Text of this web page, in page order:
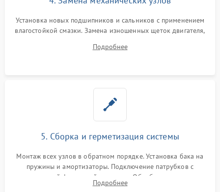
Установка новых подшипников и сальников с применением
влагостойкой смазки. Замена изношенных щеток двигателя,
или поврежденной резиновой манжеты.
Подробнее
5. Сборка и герметизация системы
Монтаж всех узлов в обратном порядке. Установка бака на
пружины и амортизаторы. Подключение патрубков с
надежной фиксацией хомутами. Обработка стыков
герметиком для предотвращения возможных протечек воды.
Подробнее